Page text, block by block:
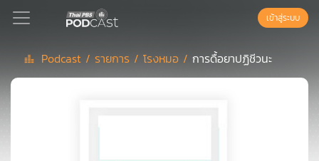
Podcast
เข้าสู่ระบบ
Podcast / รายการ /โรงหมอ / การดื้อยาปฏิชีวนะ